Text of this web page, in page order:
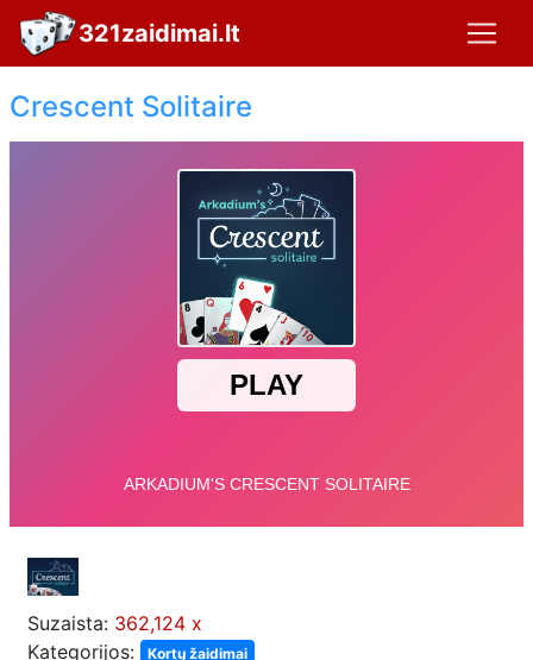
321zaidimai.lt
Crescent Solitaire
Suzaista: 362,124 x
Kategorijos:
Kortų žaidimai